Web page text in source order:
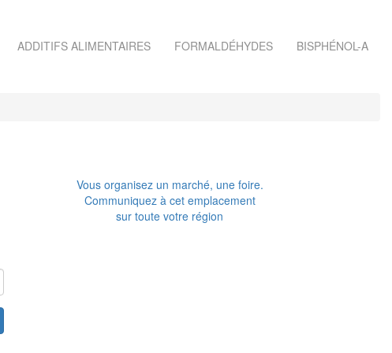
ADDITIFS ALIMENTAIRES FORMALDÉHYDES BISPHÉNOL-A
Vous organisez un marché, une foire.
Communiquez à cet emplacement
sur toute votre région